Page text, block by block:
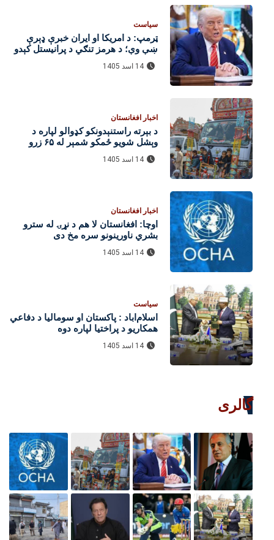
سیاست
ټرمپ: د امریکا او ایران خبرې ډېرې
ښې وې؛ د هرمز تنګي د پرانیستل کېدو
هیله شته
14 اسد 1405
اخبار افغانستان
د بېرته راستنېدونکو کډوالو لپاره د
وېشل شویو ځمکو شمېر له ۶۵ زرو
واوښت
14 اسد 1405
اخبار افغانستان
اوچا: افغانستان لا هم د نړۍ له سترو
بشري ناورینونو سره مخ دی
14 اسد 1405
سیاست
اسلام‌اباد : پاکستان او سومالیا د دفاعي
همکاریو د پراختیا لپاره دوه
هوکړه‌لیکونه لاسلیک کړل
14 اسد 1405
گالری